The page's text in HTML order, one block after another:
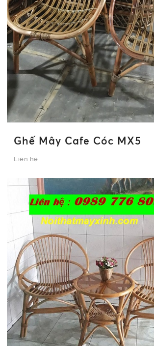
Ghế Mây Cafe Cóc MX5
Liên hệ